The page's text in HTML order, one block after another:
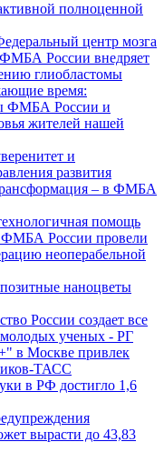
полноценной
центр мозга
России внедряет
глиобластомы
время:
ФМБА России и
жителей нашей
и
развития
– в ФМБА
помощь
России провели
неоперабельной
наноцветы
России создает все
ученых - РГ
в Москве привлек
ТАСС
в РФ достигло 1,6
вырасти до 43,83